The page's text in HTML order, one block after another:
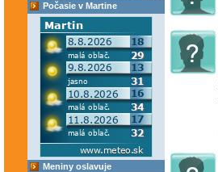
Počasie v Martine
Meniny oslavuje